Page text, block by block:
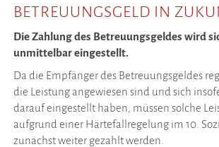
BETREUUNGSGELD IN
Die Zahlung des Betreuungsgeldes wird
unmittelbar eingestellt.
Da die Empfänger des Betreuungsgeldes
die Leistung angewiesen sind und sich
darauf eingestellt haben, müssen solche
aufgrund einer Härtefallregelung im 10.
zunächst weiter gezahlt werden.